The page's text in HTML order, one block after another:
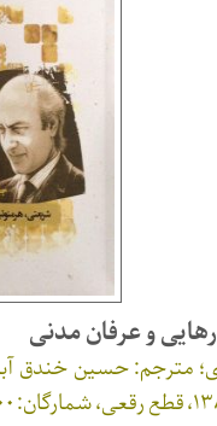
و عرفان مدنی
مترجم: حسین خندق